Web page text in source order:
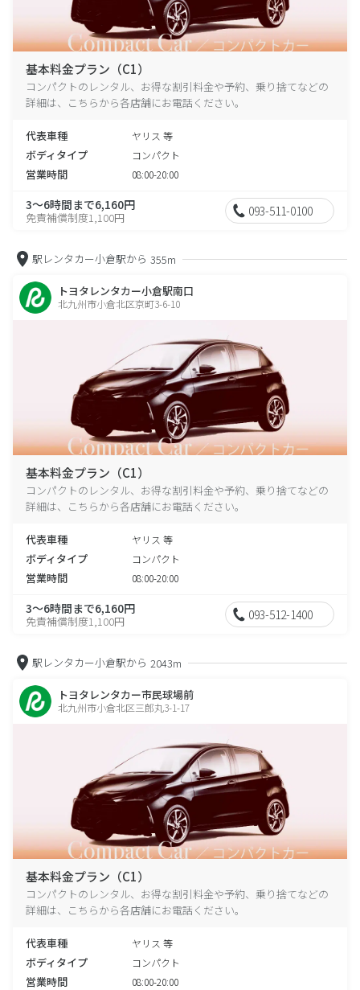
基本料金プラン（C1）
コンパクトのレンタル、お得な割引料金や予約、乗り捨てなどの
詳細は、こちらから各店舗にお電話ください。
代表車種 ヤリス 等
ボディタイプ コンパクト
営業時間 08:00-20:00
3～6時間まで6,160円
免責補償制度1,100円 093-511-0100
駅レンタカー小倉駅から 355m
トヨタレンタカー小倉駅南口
北九州市小倉北区京町3-6-10
基本料金プラン（C1）
コンパクトのレンタル、お得な割引料金や予約、乗り捨てなどの
詳細は、こちらから各店舗にお電話ください。
代表車種 ヤリス 等
ボディタイプ コンパクト
営業時間 08:00-20:00
3～6時間まで6,160円
免責補償制度1,100円 093-512-1400
駅レンタカー小倉駅から 2043m
トヨタレンタカー市民球場前
北九州市小倉北区三郎丸3-1-17
基本料金プラン（C1）
コンパクトのレンタル、お得な割引料金や予約、乗り捨てなどの
詳細は、こちらから各店舗にお電話ください。
代表車種 ヤリス 等
ボディタイプ コンパクト
営業時間 08:00-20:00